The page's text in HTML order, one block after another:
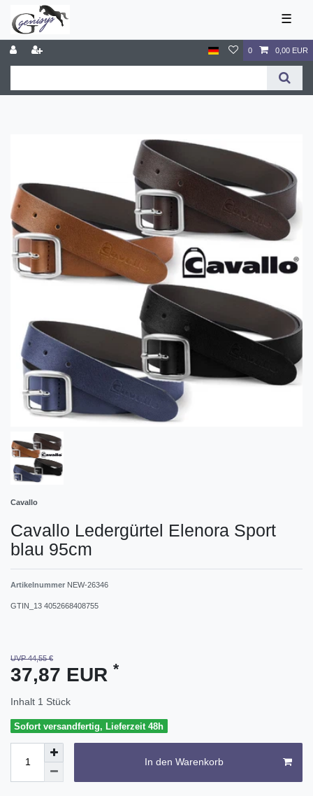
☰
0 0,00 EUR
Cavallo
Cavallo Ledergürtel Elenora Sport
blau 95cm
Artikelnummer NEW-26346
GTIN_13 4052668408755
UVP 44,55 €
37,87 EUR *
Inhalt 1 Stück
Sofort versandfertig, Lieferzeit 48h
In den Warenkorb